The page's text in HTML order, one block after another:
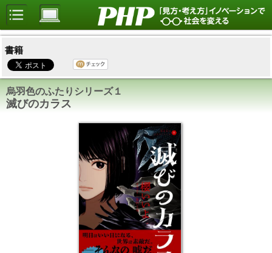
書籍
烏羽色のふたりシリーズ１
滅びのカラス